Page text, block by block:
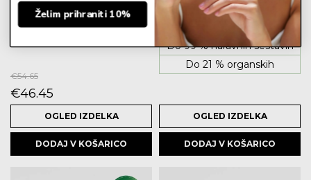
€54.65
€46.45
OGLED IZDELKA
DODAJ V KOŠARICO
0 % parafina, silikonov,
mineralnih olj
Do 99 % naravnih sestavin
Do 21 % organskih
OGLED IZDELKA
DODAJ V KOŠARICO
Želim prihraniti 10%